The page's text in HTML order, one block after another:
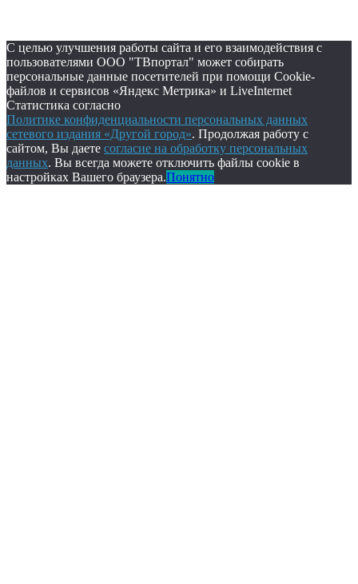
С целью улучшения работы сайта и его взаимодействия с
пользователями ООО "ТВпортал" может собирать
персональные данные посетителей при помощи Cookie-
файлов и сервисов «Яндекс Метрика» и LiveInternet
Статистика согласно
Политике конфиденциальности персональных данных
сетевого издания «Другой город». Продолжая работу с
сайтом, Вы даете согласие на обработку персональных
данных. Вы всегда можете отключить файлы cookie в
настройках Вашего браузера.Понятно